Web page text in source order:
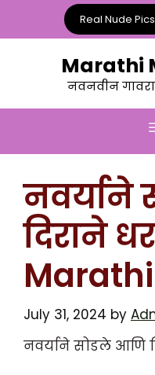
Real Nude Pics
Marathi
नवनवीन
दिराने
July 31, 2024 by
नवर्याने सोडले आणि